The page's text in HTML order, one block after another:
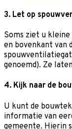
3. Let op
Soms ziet u kleine
en bovenkant van
genoemd). Ze
4. Kijk naar de
U kunt de
informatie van
gemeente. Hierin